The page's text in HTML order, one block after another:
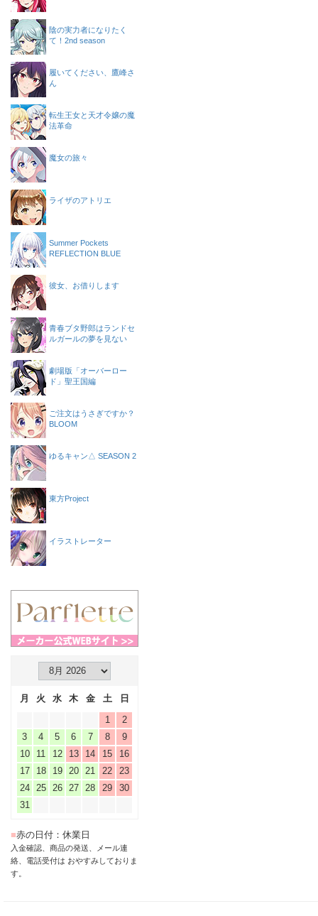
陰の実力者になりたく
て！2nd season
履いてください、鷹峰さ
ん
転生王女と天才令嬢の魔
法革命
魔女の旅々
ライザのアトリエ
Summer Pockets
REFLECTION BLUE
彼女、お借りします
青春ブタ野郎はランドセ
ルガールの夢を見ない
劇場版「オーバーロー
ド」聖王国編
ご注文はうさぎですか？
BLOOM
ゆるキャン△ SEASON 2
東方Project
イラストレーター
月 火 水 木 金 土
日
1
2
3
4 5 6 7 8
9
10
11 12 13 14 15
16
17
18 19 20 21 22
23
24
25 26 27 28 29
30
31
■赤の日付：休業日
入金確認、商品の発送、メール連
絡、電話受付は おやすみしておりま
す。